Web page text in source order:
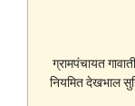
ग्रामपंचायत
नियमित देखभाल